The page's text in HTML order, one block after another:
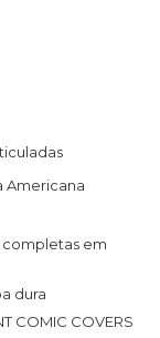
Americana
completas em
dura
COMIC COVERS